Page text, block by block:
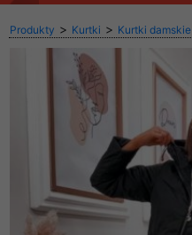
Produkty > Kurtki > Kurtki damskie